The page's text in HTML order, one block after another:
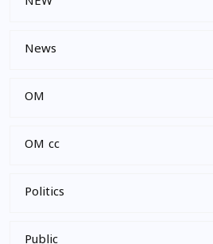
News
OM
OM cc
Politics
Public